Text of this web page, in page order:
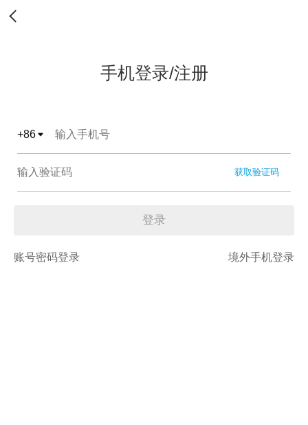
手机登录/注册
+86
获取验证码
登录
账号密码登录 境外手机登录